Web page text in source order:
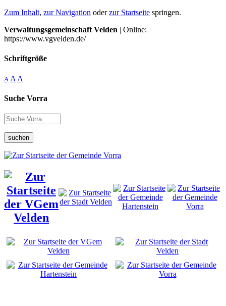
Zum Inhalt, zur Navigation oderzur Startseite springen.
Verwaltungsgemeinschaft Velden | Online:
https://www.vgvelden.de/
Schriftgröße
A A A
Suche Vorra
suchen